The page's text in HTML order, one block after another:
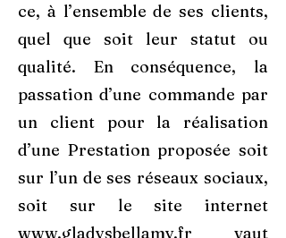
ce, à l’ensemble de ses clients,
quel que soit leur statut ou
qualité. En conséquence, la
passation d’une commande par
un client pour la réalisation
d’une Prestation proposée soit
sur l’un de ses réseaux sociaux,
soit sur le site internet
www.gladysbellamy.fr vaut